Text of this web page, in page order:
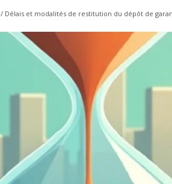
/ Délais et modalités de restitution du dépôt de